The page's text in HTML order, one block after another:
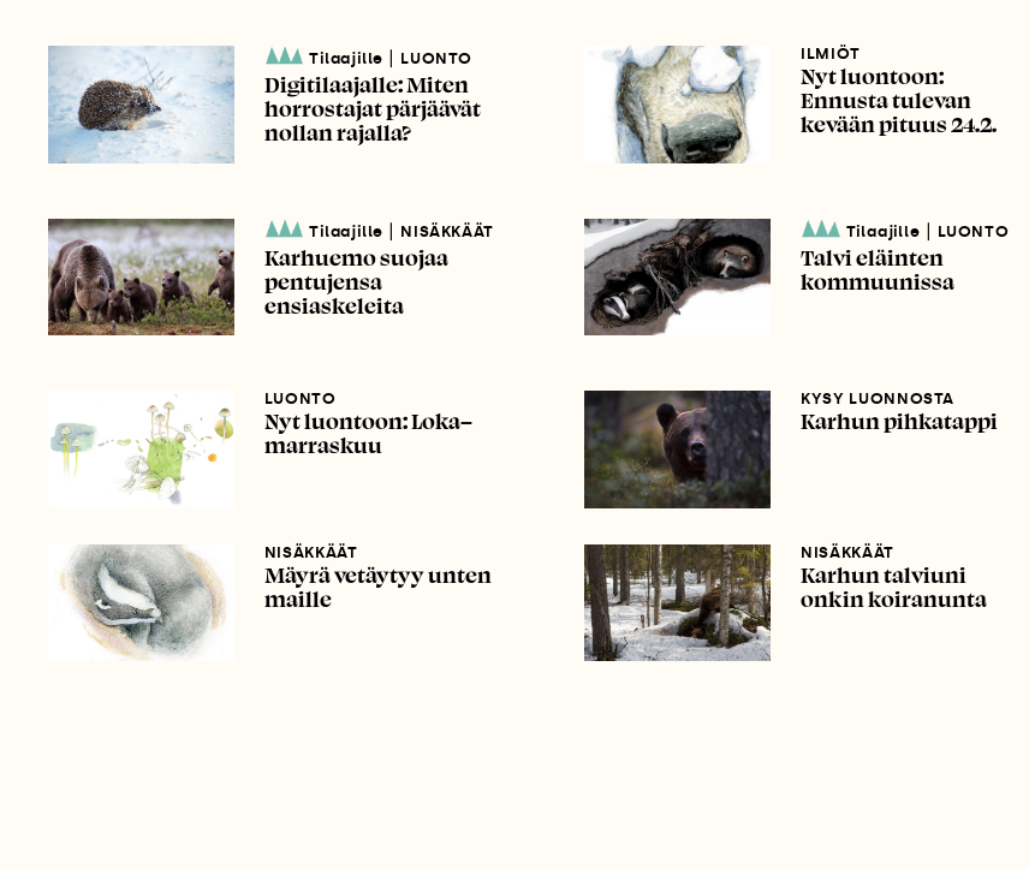
Tilaajille LUONTO
Digitilaajalle: Miten
horrostajat pärjäävät
nollan rajalla?
ILMIÖT
Nyt luontoon:
Ennusta tulevan
kevään pituus 24.2.
Tilaajille | NISÄKKÄÄT
Karhuemo suojaa
pentujensa
ensiaskeleita
Tilaajille | LUONTO
Talvi eläinten
kommuunissa
LUONTO
Nyt luontoon: Loka–
marraskuu
KYSY LUONNOSTA
Karhun pihkatappi
NISÄKKÄÄT
Mäyrä vetäytyy unten
maille
NISÄKKÄÄT
Karhun talviuni
onkin koiranunta